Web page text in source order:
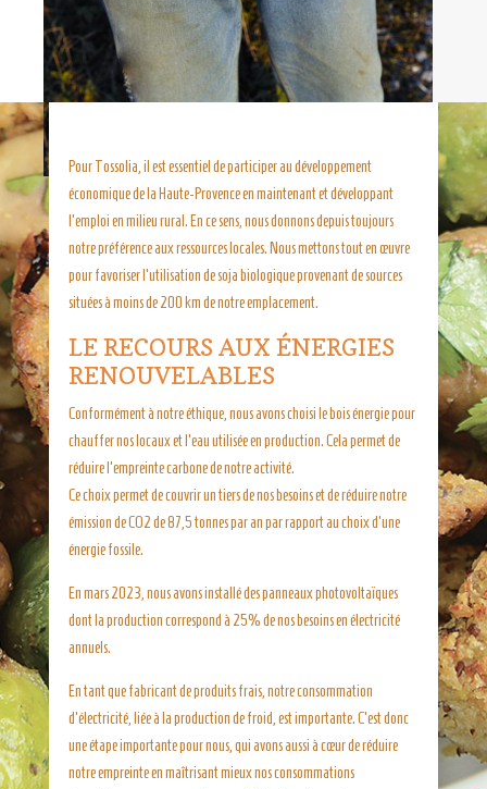
Pour Tossolia, il est essentiel de participer au développement
économique de la Haute-Provence en maintenant et développant
l’emploi en milieu rural. En ce sens, nous donnons depuis toujours
notre préférence aux ressources locales. Nous mettons tout en œuvre
pour favoriser l’utilisation de soja biologique provenant de sources
situées à moins de 200 km de notre emplacement.
LE RECOURS AUX ÉNERGIES
RENOUVELABLES
Conformément à notre éthique, nous avons choisi le bois énergie pour
chauffer nos locaux et l’eau utilisée en production. Cela permet de
réduire l’empreinte carbone de notre activité.
Ce choix permet de couvrir un tiers de nos besoins et de réduire notre
émission de CO2 de 87,5 tonnes par an par rapport au choix d’une
énergie fossile.
En mars 2023, nous avons installé des panneaux photovoltaïques
dont la production correspond à 25% de nos besoins en électricité
annuels.
En tant que fabricant de produits frais, notre consommation
d’électricité, liée à la production de froid, est importante. C’est donc
une étape importante pour nous, qui avons aussi à cœur de réduire
notre empreinte en maîtrisant mieux nos consommations